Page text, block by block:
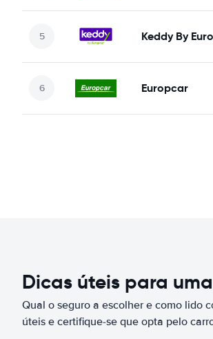
Keddy By
Europcar
Dicas úteis para
Qual o seguro a escolher e como lido
úteis e certifique-se que opta pelo